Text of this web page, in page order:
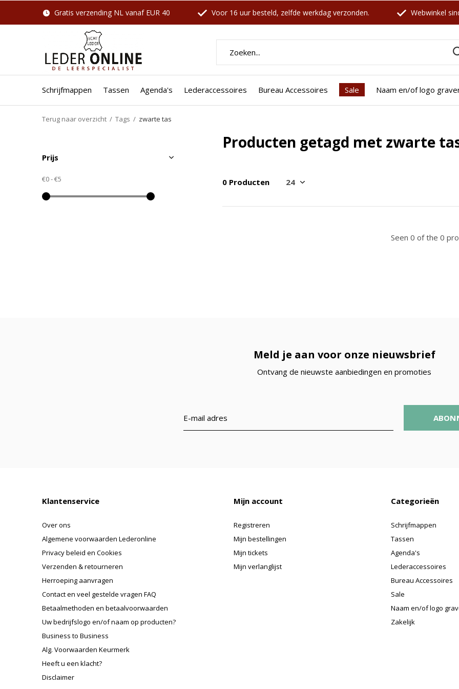
Schrijfmappen Tassen Agenda's Lederaccessoires Bureau Accessoires Sale Naam en/of logo
Gratis verzending NL vanaf EUR 40 Voor 16 uur besteld, zelfde werkdag verzonden. Webwinkel
Terug naar overzicht Tags zwarte tas
Producten getagd met zwarte
0 Producten
Seen 0 of the 0
Prijs
€0-€5
Meld je aan voor onze nieuwsbrief
Ontvang de nieuwste aanbiedingen en promoties
Klantenservice
Over ons
Algemene voorwaarden Lederonline
Privacy beleid en Cookies
Verzenden & retourneren
Herroeping aanvragen
Contact en veel gestelde vragen FAQ
Betaalmethoden en betaalvoorwaarden
Uw bedrijfslogo en/of naam op producten?
Business to Business
Alg. Voorwaarden Keurmerk
Heeft u een klacht?
Disclaimer
Mijn account
Registreren
Mijn bestellingen
Mijn tickets
Mijn verlanglijst
Categorieën
Schrijfmappen
Tassen
Agenda's
Lederaccessoires
Bureau Accessoires
Sale
Naam en/of logo
Zakelijk